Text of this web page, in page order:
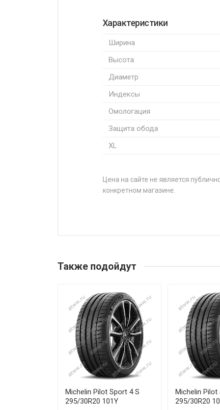
Характеристики
Ширина
Высота
Диаметр
Индексы
Омологация
Защита обода
XL
Цена на сайте не является
конкретном магазине.
Pirelli PZERO SPORTS CAR
Pirelli PZERO SPORTS CAR
Pirelli PZERO SPORTS CAR
Pirelli PZERO SPORTS CAR
Pirelli PZERO SPORTS CAR
Pirelli PZERO SPORTS CAR
Также подойдут
Michelin Pilot Sport 4 S
295/30R20 101Y
Michelin Pilot
295/30R20